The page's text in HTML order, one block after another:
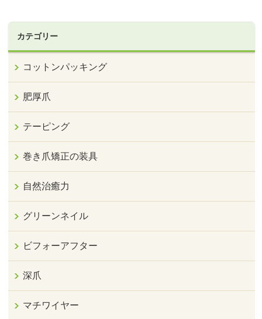
カテゴリー
コットンパッキング
肥厚爪
テーピング
巻き爪矯正の装具
自然治癒力
グリーンネイル
ビフォーアフター
深爪
マチワイヤー